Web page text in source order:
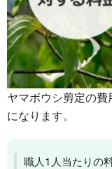
ヤマボウシ剪定の
になります。
職人1人当たりの